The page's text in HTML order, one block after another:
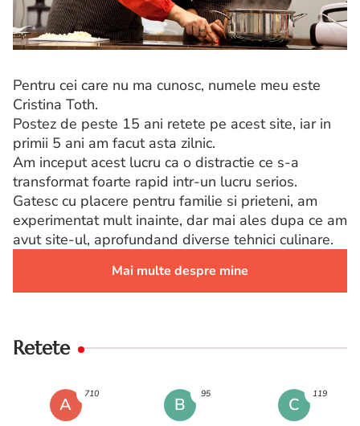
Pentru cei care nu ma cunosc, numele meu este
Cristina Toth.
Postez de peste 15 ani retete pe acest site, iar in
primii 5 ani am facut asta zilnic.
Am inceput acest lucru ca o distractie ce s-a
transformat foarte rapid intr-un lucru serios.
Gatesc cu placere pentru familie si prieteni, am
experimentat mult inainte, dar mai ales dupa ce am
avut site-ul, aprofundand diverse tehnici culinare.
Mai multe despre mine
Retete
A
710
B
95
C
119